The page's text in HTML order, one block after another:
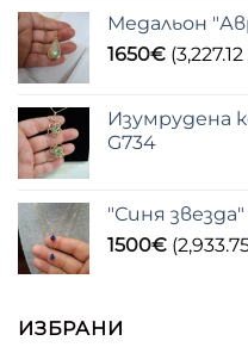
Медальон
1650€
Изумрудена
G734
"Синя звезда"
1500€
ИЗБРАНИ